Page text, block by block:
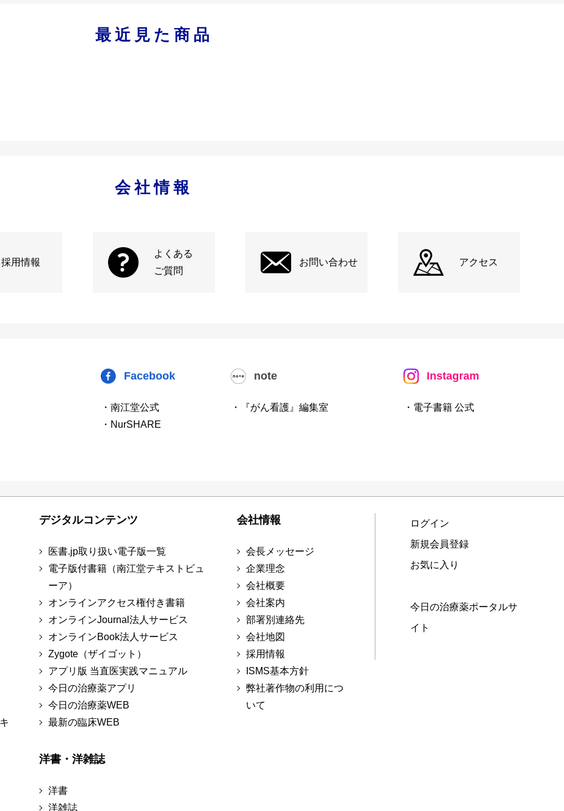
最近見た商品
会社情報
採用情報
よくある
ご質問
お問い合わせ アクセス
Facebook
・南江堂公式
・NurSHARE
note
・『がん看護』編集室
Instagram
・電子書籍 公式
デジタルコンテンツ
医書.jp取り扱い電子版一覧
電子版付書籍（南江堂テキストビュ
ーア）
オンラインアクセス権付き書籍
オンラインJournal法人サービス
オンラインBook法人サービス
Zygote（ザイゴット）
アプリ版 当直医実践マニュアル
今日の治療薬アプリ
今日の治療薬WEB
最新の臨床WEB
洋書・洋雑誌
洋書
洋雑誌
会社情報
会長メッセージ
企業理念
会社概要
会社案内
部署別連絡先
会社地図
採用情報
ISMS基本方針
弊社著作物の利用につ
いて
ログイン
新規会員登録
お気に入り
今日の治療薬ポータルサ
イト